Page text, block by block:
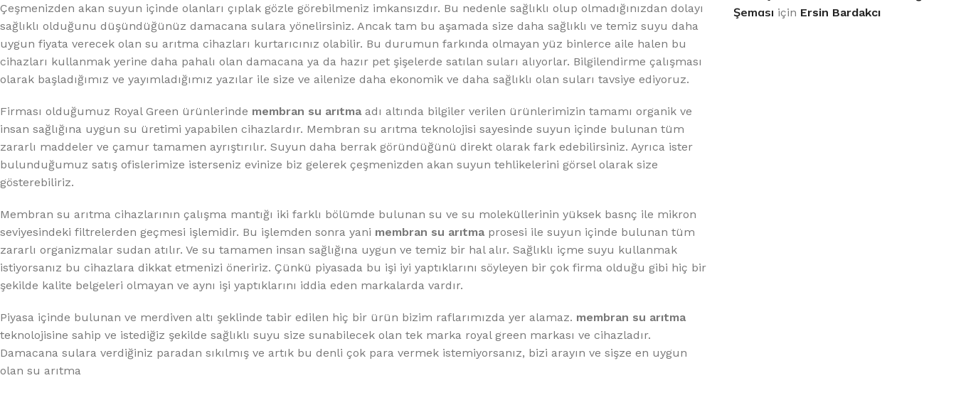
Lux Plus Serisi
Satınal
%10 INDIRIM
Softlime Serisi
Satınal
%10 INDIRIM %10 INDIRIM
Çeşmenizden akan suyun içinde olanları çıplak gözle görebilmeniz imkansızdır. Bu nedenle sağlıklı olup olmadığınızdan dolayı
sağlıklı olduğunu düşündüğünüz damacana sulara yönelirsiniz. Ancak tam bu aşamada size daha sağlıklı ve temiz suyu daha
uygun fiyata verecek olan su arıtma cihazları kurtarıcınız olabilir. Bu durumun farkında olmayan yüz binlerce aile halen bu
cihazları kullanmak yerine daha pahalı olan damacana ya da hazır pet şişelerde satılan suları alıyorlar. Bilgilendirme çalışması
olarak başladığımız ve yayımladığımız yazılar ile size ve ailenize daha ekonomik ve daha sağlıklı olan suları tavsiye ediyoruz.
Firması olduğumuz Royal Green ürünlerinde membran su arıtma adı altında bilgiler verilen ürünlerimizin tamamı organik ve
insan sağlığına uygun su üretimi yapabilen cihazlardır. Membran su arıtma teknolojisi sayesinde suyun içinde bulunan tüm
zararlı maddeler ve çamur tamamen ayrıştırılır. Suyun daha berrak göründüğünü direkt olarak fark edebilirsiniz. Ayrıca ister
bulunduğumuz satış ofislerimize isterseniz evinize biz gelerek çeşmenizden akan suyun tehlikelerini görsel olarak size
gösterebiliriz.
Membran su arıtma cihazlarının çalışma mantığı iki farklı bölümde bulunan su ve su moleküllerinin yüksek basnç ile mikron
seviyesindeki filtrelerden geçmesi işlemidir. Bu işlemden sonra yani membran su arıtma prosesi ile suyun içinde bulunan tüm
zararlı organizmalar sudan atılır. Ve su tamamen insan sağlığına uygun ve temiz bir hal alır. Sağlıklı içme suyu kullanmak
istiyorsanız bu cihazlara dikkat etmenizi öneririz. Çünkü piyasada bu işi iyi yaptıklarını söyleyen bir çok firma olduğu gibi hiç bir
şekilde kalite belgeleri olmayan ve aynı işi yaptıklarını iddia eden markalarda vardır.
Piyasa içinde bulunan ve merdiven altı şeklinde tabir edilen hiç bir ürün bizim raflarımızda yer alamaz. membran su arıtma
teknolojisine sahip ve istediğiz şekilde sağlıklı suyu size sunabilecek olan tek marka royal green markası ve cihazladır.
Damacana sulara verdiğiniz paradan sıkılmış ve artık bu denli çok para vermek istemiyorsanız, bizi arayın ve sişze en uygun
olan su arıtma
Şeması için Ersin Bardakcı